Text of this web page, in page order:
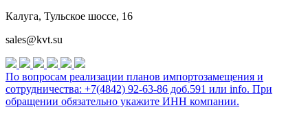
Калуга, Тульское шоссе, 16
sales@kvt.su
По вопросам реализации планов импортозамещения и
сотрудничества: +7(4842) 92-63-86 доб.591 или info. При
обращении обязательно укажите ИНН компании.